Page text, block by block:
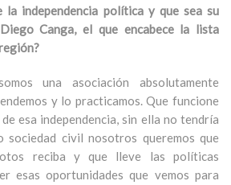
la independencia política y que sea su
Canga, el que encabece la lista
una asociación absolutamente
y lo practicamos. Que funcione
esa independencia, sin ella no tendría
sociedad civil nosotros queremos que
reciba y que lleve las políticas
esas oportunidades que vemos para